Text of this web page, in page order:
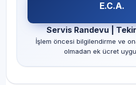
E.C.A.
Servis Randevu |
İşlem öncesi bilgilendirme ve
olmadan ek ücret